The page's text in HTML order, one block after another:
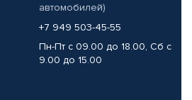
автомобилей)
+7 949 503-45-55
Пн-Пт с 09.00 до 18.00, Сб с
9.00 до 15.00